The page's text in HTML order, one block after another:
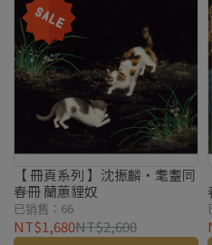
【 冊頁系列 】沈振麟・耄耋同
春冊 蘭蕙貍奴
已销售：66
NT$1,680NT$2,600